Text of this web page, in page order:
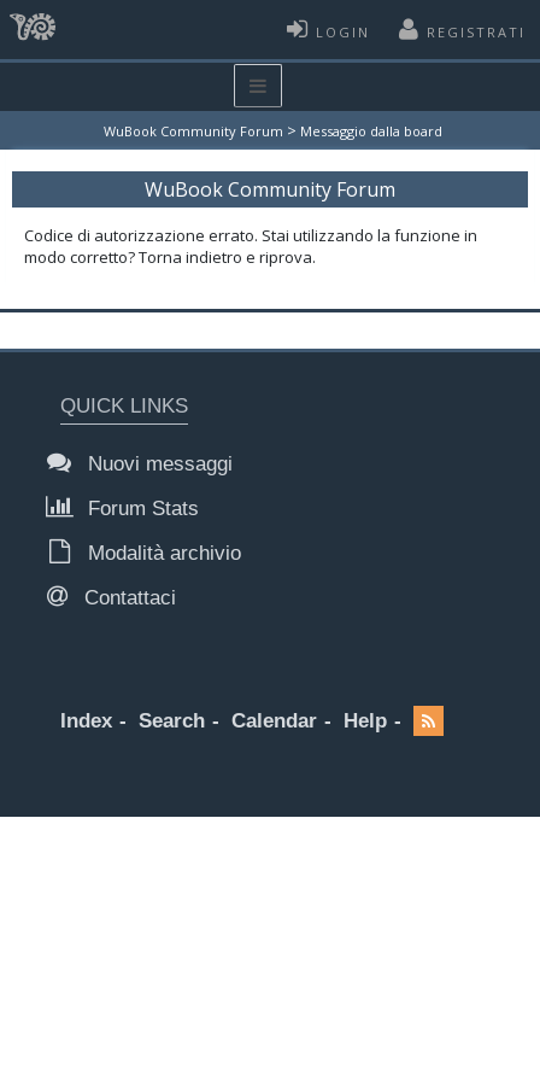
LOGIN REGISTRATI
WuBook Community Forum > Messaggio dalla board
WuBook Community Forum
Codice di autorizzazione errato. Stai utilizzando la funzione in
modo corretto? Torna indietro e riprova.
QUICK LINKS
Nuovi messaggi
Forum Stats
Modalità archivio
Contattaci
Index Search Calendar Help